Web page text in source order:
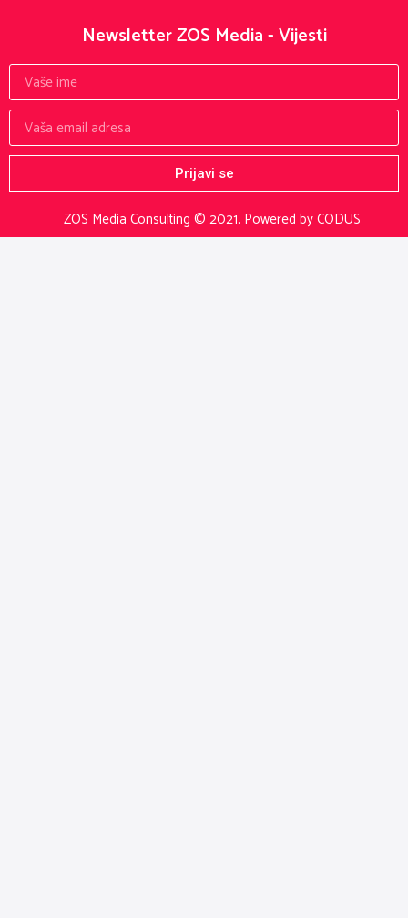
ZOS Media Consulting © 2021. Powered by CODUS
Newsletter ZOS Media - Vijesti
Prijavi se